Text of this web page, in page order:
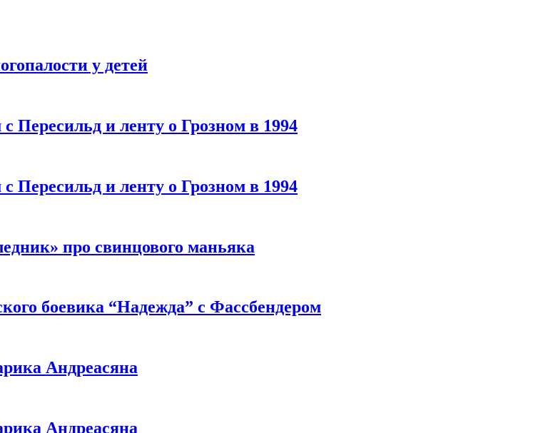
у детей
и ленту о Грозном в 1994
и ленту о Грозном в 1994
про свинцового маньяка
боевика “Надежда” с Фассбендером
Андреасяна
Андреасяна